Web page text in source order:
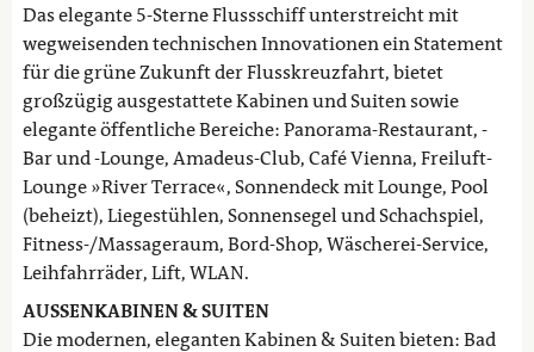
Das elegante 5-Sterne Flussschiff unterstreicht mit
wegweisenden technischen Innovationen ein Statement
für die grüne Zukunft der Flusskreuzfahrt, bietet
großzügig ausgestattete Kabinen und Suiten sowie
elegante öffentliche Bereiche: Panorama-Restaurant, -
Bar und -Lounge, Amadeus-Club, Café Vienna, Freiluft-
Lounge »River Terrace«, Sonnendeck mit Lounge, Pool
(beheizt), Liegestühlen, Sonnensegel und Schachspiel,
Fitness-/Massageraum, Bord-Shop, Wäscherei-Service,
Leihfahrräder, Lift, WLAN.
AUSSENKABINEN & SUITEN
Die modernen, eleganten Kabinen & Suiten bieten: Bad